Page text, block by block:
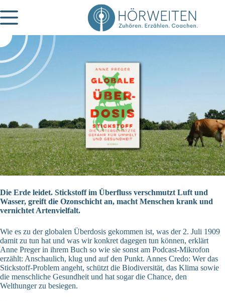
Inhalt
springen
Die Erde leidet. Stickstoff im Überfluss verschmutzt Luft und
Wasser, greift die Ozonschicht an, macht Menschen krank und
vernichtet Artenvielfalt.
Wie es zu der globalen Überdosis gekommen ist, was der 2. Juli 1909
damit zu tun hat und was wir konkret dagegen tun können, erklärt
Anne Preger in ihrem Buch so wie sie sonst am Podcast-Mikrofon
erzählt: Anschaulich, klug und auf den Punkt. Annes Credo: Wer das
Stickstoff-Problem angeht, schützt die Biodiversität, das Klima sowie
die menschliche Gesundheit und hat sogar die Chance, den
Welthunger zu besiegen.